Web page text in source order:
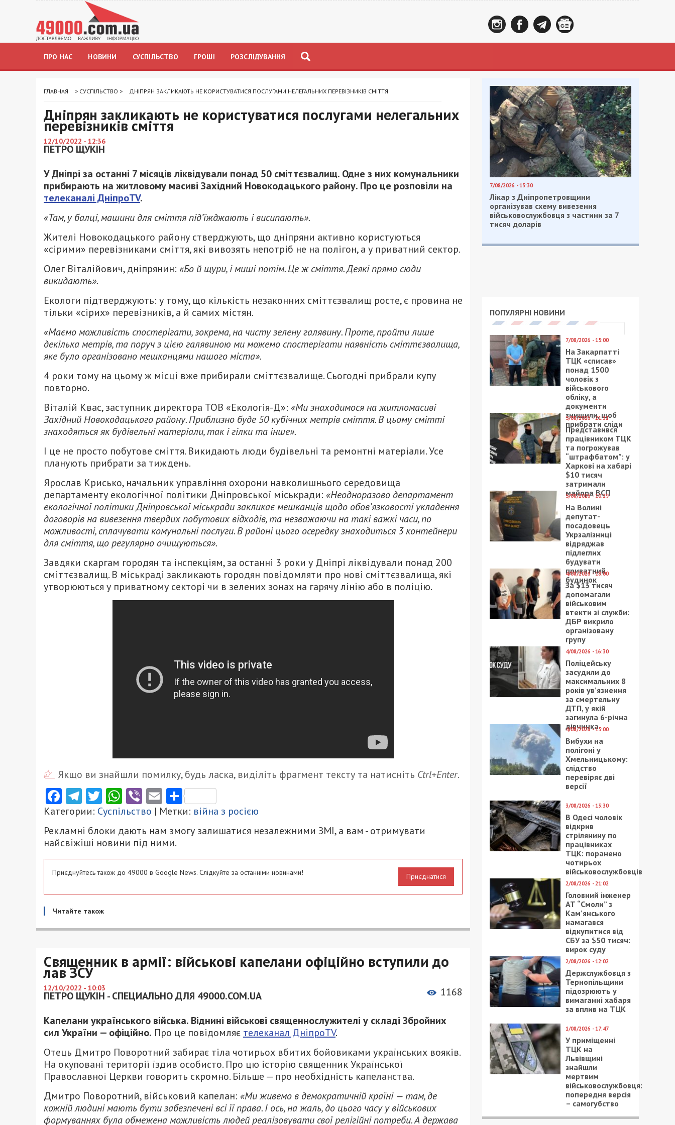
ПРО НАС НОВИНИ СУСПІЛЬСТВО ГРОШІ РОЗСЛІДУВАННЯ
ГЛАВНАЯ > СУСПІЛЬСТВО > ДНІПРЯН ЗАКЛИКАЮТЬ НЕ КОРИСТУВАТИСЯ ПОСЛУГАМИ НЕЛЕГАЛЬНИХ ПЕРЕВІЗНИКІВ СМІТТЯ
Дніпрян закликають не користуватися послугами нелегальних
перевізників сміття
12/10/2022 - 12:36
ПЕТРО ЩУКІН
У Дніпрі за останні 7 місяців ліквідували понад 50 сміттєзвалищ. Одне з них комунальники
прибирають на житловому масиві Західний Новокодацького району. Про це розповіли на
телеканалі ДніпроTV.
«Там, у балці, машини для сміття під’їжджають і висипають».
Жителі Новокодацького району стверджують, що дніпряни активно користуються
«сірими» перевізниками сміття, які вивозять непотріб не на полігон, а у приватний сектор.
Олег Віталійович, дніпрянин: «Бо й щури, і миші потім. Це ж сміття. Деякі прямо сюди
викидають».
Екологи підтверджують: у тому, що кількість незаконних сміттєзвалищ росте, є провина не
тільки «сірих» перевізників, а й самих містян.
«Маємо можливість спостерігати, зокрема, на чисту зелену галявину. Проте, пройти лише
декілька метрів, та поруч з цією галявиною ми можемо спостерігати наявність сміттєзвалища,
яке було організовано мешканцями нашого міста».
4 роки тому на цьому ж місці вже прибирали сміттєзвалище. Сьогодні прибрали купу
повторно.
Віталій Квас, заступник директора ТОВ «Екологія-Д»: «Ми знаходимося на житломасиві
Західний Новокодацького району. Приблизно буде 50 кубічних метрів сміття. В цьому смітті
знаходяться як будівельні матеріали, так і гілки та інше».
І це не просто побутове сміття. Викидають люди будівельні та ремонтні матеріали. Усе
планують прибрати за тиждень.
Ярослав Крисько, начальник управління охорони навколишнього середовища
департаменту екологічної політики Дніпровської міськради: «Неодноразово департамент
екологічної політики Дніпровської міськради закликає мешканців щодо обов’язковості укладення
договорів на вивезення твердих побутових відходів, та незважаючи на такі важкі часи, по
можливості, сплачувати комунальні послуги. В районі цього осередку знаходиться 3 контейнери
для сміття, що регулярно очищуються».
Завдяки скаргам городян та інспекціям, за останні 3 роки у Дніпрі ліквідували понад 200
сміттєзвалищ. В міськраді закликають городян повідомляти про нові сміттєзвалища, які
утворюються у приватному секторі чи в зелених зонах на гарячу лінію або в поліцію.
Якщо ви знайшли помилку, будь ласка, виділіть фрагмент тексту та натисніть Ctrl+Enter.
Facebook
Telegram
Twitter
WhatsApp
ViberEmailПоділитися
Категории: Суспільство | Метки: війна з росією
Рекламні блоки дають нам змогу залишатися незалежними ЗМІ, а вам - отримувати
найсвіжіші новини під ними.
Приєднуйтесь також до 49000 в Google News. Слідкуйте за останніми новинами! Приєднатися
Читайте також
Священник в армії: військові капелани офіційно вступили до
лав ЗСУ
12/10/2022 - 10:03
ПЕТРО ЩУКІН - СПЕЦИАЛЬНО ДЛЯ 49000.COM.UA 1168
Капелани українського війська. Віднині військові священнослужителі у складі Збройних
сил України — офіційно. Про це повідомляє телеканал ДніпроTV.
Отець Дмитро Поворотний забирає тіла чотирьох вбитих бойовиками українських вояків.
На окуповані території їздив особисто. Про цю історію священник Української
Православної Церкви говорить скромно. Більше — про необхідність капеланства.
Дмитро Поворотний, військовий капелан: «Ми живемо в демократичній країні — там, де
кожній людині мають бути забезпечені всі її права. І ось, на жаль, до цього часу у військових
формуваннях була обмежена можливість людей реалізовувати свої релігійні потреби. А держава
7/08/2026 - 13:30
Лікар з Дніпропетровщини
організував схему вивезення
військовослужбовця з частини за 7
тисяч доларів
ПОПУЛЯРНІ НОВИНИ
7/08/2026 - 15:00
На Закарпатті
ТЦК «списав»
понад 1500
чоловік з
військового
обліку, а
документи
знищили, щоб
прибрати сліди
5/08/2026 - 21:31
Представився
працівником ТЦК
та погрожував
“штрафбатом”: у
Харкові на хабарі
$10 тисяч
затримали
майора ВСП
5/08/2026 - 10:29
На Волині
депутат-
посадовець
Укрзалізниці
відряджав
підлеглих
будувати
приватний
будинок
4/08/2026 - 18:00
За $13 тисяч
допомагали
військовим
втекти зі служби:
ДБР викрило
організовану
групу
4/08/2026 - 16:30
Поліцейську
засудили до
максимальних 8
років ув’язнення
за смертельну
ДТП, у якій
загинула 6-річна
дівчинка
4/08/2026 - 15:00
Вибухи на
полігоні у
Хмельницькому:
слідство
перевіряє дві
версії
3/08/2026 - 13:30
В Одесі чоловік
відкрив
стрілянину по
працівниках
ТЦК: поранено
чотирьох
військовослужбовців
2/08/2026 - 21:02
Головний інженер
АТ “Смоли” з
Кам’янського
намагався
відкупитися від
СБУ за $50 тисяч:
вирок суду
2/08/2026 - 12:02
Держслужбовця з
Тернопільщини
підозрюють у
вимаганні хабаря
за вплив на ТЦК
1/08/2026 - 17:47
У приміщенні
ТЦК на
Львівщині
знайшли
мертвим
військовослужбовця:
попередня версія
– самогубство